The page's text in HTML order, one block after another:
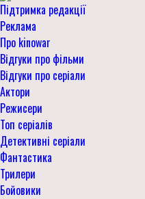
Підтримка редакції
Реклама
Про kinowar
Відгуки про фільми
Відгуки про серіали
Актори
Режисери
Топ серіалів
Детективні серіали
Фантастика
Трилери
Бойовики